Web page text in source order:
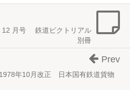
12 月号 鉄道ピクトリアル
別冊
年10月改正 日本国有鉄道貨物
Prev